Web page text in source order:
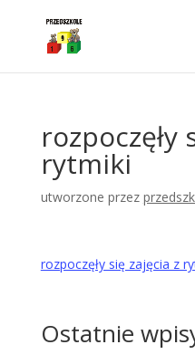
rozpoczęły
rytmiki
utworzone przez
rozpoczęły się zajęcia z
Ostatnie